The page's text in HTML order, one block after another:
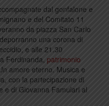
dal gonfalone e
e del Comitato 11
da piazza San Carlo
una corona di
e alle 21.30
Ferdinanda, patrimonio
amore eterno. Musica e
con la partecipazione di
e di Giovanna Famulari al